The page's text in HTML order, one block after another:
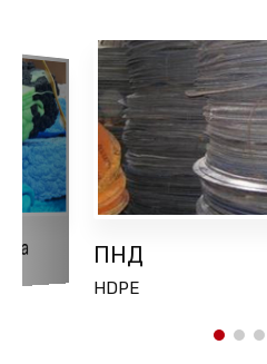
ПНД
HDPE